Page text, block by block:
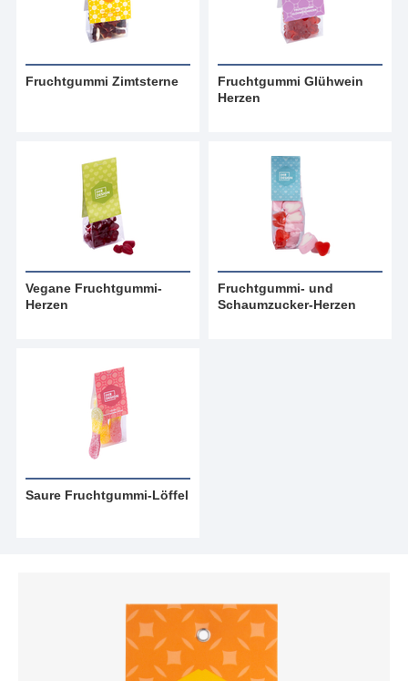
Fruchtgummi Zimtsterne
Fruchtgummi Glühwein
Herzen
Vegane Fruchtgummi-
Herzen
Fruchtgummi- und
Schaumzucker-Herzen
Saure Fruchtgummi-Löffel